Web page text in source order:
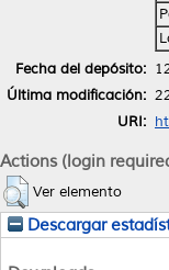
Fecha del depósito:
Última modificación:
URI:
Actions (login
Ver elemento
Descargar